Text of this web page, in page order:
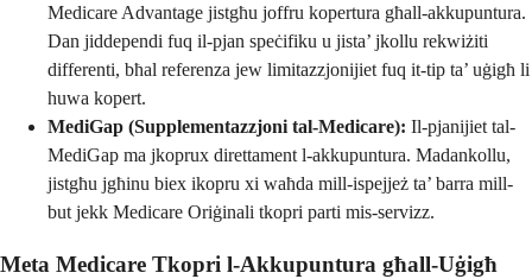
Medicare Advantage jistgħu joffru kopertura għall-akkupuntura.
Dan jiddependi fuq il-pjan speċifiku u jista’ jkollu rekwiżiti
differenti, bħal referenza jew limitazzjonijiet fuq it-tip ta’ uġigħ li
huwa kopert.
MediGap (Supplementazzjoni tal-Medicare): Il-pjanijiet tal-
MediGap ma jkoprux direttament l-akkupuntura. Madankollu,
jistgħu jgħinu biex ikopru xi waħda mill-ispejjeż ta’ barra mill-
but jekk Medicare Oriġinali tkopri parti mis-servizz.
Meta Medicare Tkopri l-Akkupuntura għall-Uġigħ